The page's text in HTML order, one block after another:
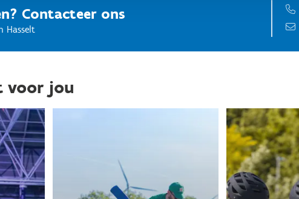
Contacteer ons
Hasselt
voor jou